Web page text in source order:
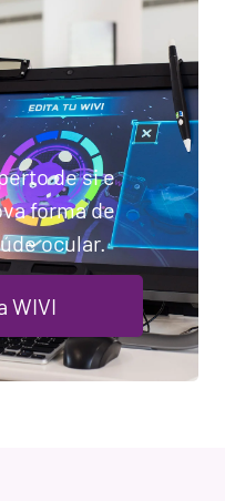
de si e
forma de
ocular.
WIVI